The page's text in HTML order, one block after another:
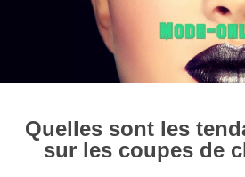
Quelles sont les
sur les coupes de